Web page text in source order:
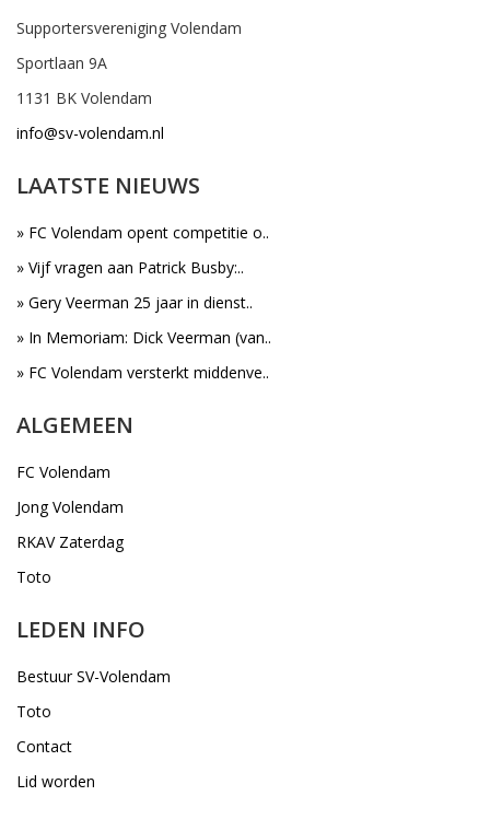
Supportersvereniging Volendam
Sportlaan 9A
1131 BK Volendam
info@sv-volendam.nl
LAATSTE NIEUWS
» FC Volendam opent competitie o..
» Vijf vragen aan Patrick Busby:..
» Gery Veerman 25 jaar in dienst..
» In Memoriam: Dick Veerman (van..
» FC Volendam versterkt middenve..
ALGEMEEN
FC Volendam
Jong Volendam
RKAV Zaterdag
Toto
LEDEN INFO
Bestuur SV-Volendam
Toto
Contact
Lid worden